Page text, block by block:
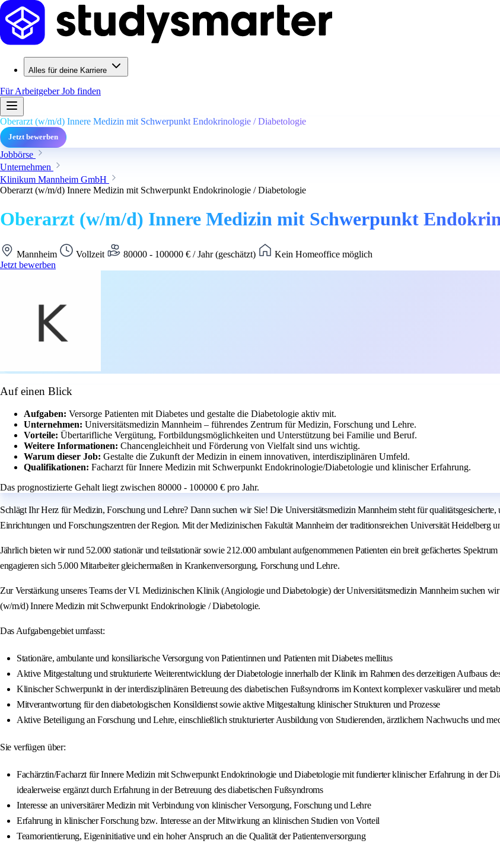
Alles für deine Karriere
Für ArbeitgeberJob finden
Oberarzt (w/m/d) Innere Medizin mit Schwerpunkt Endokrinologie / Diabetologie
Jetzt bewerben
Jobbörse
Unternehmen
Klinikum Mannheim GmbH
Oberarzt (w/m/d) Innere Medizin mit Schwerpunkt Endokrinologie / Diabetologie
Oberarzt (w/m/d) Innere Medizin mit Schwerpunkt
Mannheim Vollzeit 80000 - 100000 € / Jahr (geschätzt)
Kein Homeoffice möglich
Jetzt bewerben
Auf einen Blick
Aufgaben: Versorge Patienten mit Diabetes und gestalte die Diabetologie aktiv mit.
Unternehmen: Universitätsmedizin Mannheim – führendes Zentrum für Medizin, Forschung und Lehre.
Vorteile: Übertarifliche Vergütung, Fortbildungsmöglichkeiten und Unterstützung bei Familie und Beruf.
Weitere Informationen: Chancengleichheit und Förderung von Vielfalt sind uns wichtig.
Warum dieser Job: Gestalte die Zukunft der Medizin in einem innovativen, interdisziplinären Umfeld.
Qualifikationen: Facharzt für Innere Medizin mit Schwerpunkt Endokrinologie/Diabetologie und klinischer Erfahrung.
Das prognostizierte Gehalt liegt zwischen 80000 - 100000 € pro Jahr.
Schlägt Ihr Herz für Medizin, Forschung und Lehre? Dann suchen wir Sie! Die Universitätsmedizin Mannheim steht für
Einrichtungen und Forschungszentren der Region. Mit der Medizinischen Fakultät Mannheim der traditionsreichen Universität Heidelberg
Jährlich bieten wir rund 52.000 stationär und teilstationär sowie 212.000 ambulant aufgenommenen Patienten ein breit gefächertes
engagieren sich 5.000 Mitarbeiter gleichermaßen in Krankenversorgung, Forschung und Lehre.
Zur Verstärkung unseres Teams der VI. Medizinischen Klinik (Angiologie und Diabetologie) der Universitätsmedizin Mannheim suchen
(w/m/d) Innere Medizin mit Schwerpunkt Endokrinologie / Diabetologie.
Das Aufgabengebiet umfasst:
Stationäre, ambulante und konsiliarische Versorgung von Patientinnen und Patienten mit Diabetes mellitus
Aktive Mitgestaltung und strukturierte Weiterentwicklung der Diabetologie innerhalb der Klinik im Rahmen des derzeitigen Aufbaus
Klinischer Schwerpunkt in der interdisziplinären Betreuung des diabetischen Fußsyndroms im Kontext komplexer vaskulärer und
Mitverantwortung für den diabetologischen Konsildienst sowie aktive Mitgestaltung klinischer Strukturen und Prozesse
Aktive Beteiligung an Forschung und Lehre, einschließlich strukturierter Ausbildung von Studierenden, ärztlichem Nachwuchs und
Sie verfügen über:
Fachärztin/Facharzt für Innere Medizin mit Schwerpunkt Endokrinologie und Diabetologie mit fundierter klinischer Erfahrung in der
idealerweise ergänzt durch Erfahrung in der Betreuung des diabetischen Fußsyndroms
Interesse an universitärer Medizin mit Verbindung von klinischer Versorgung, Forschung und Lehre
Erfahrung in klinischer Forschung bzw. Interesse an der Mitwirkung an klinischen Studien von Vorteil
Teamorientierung, Eigeninitiative und ein hoher Anspruch an die Qualität der Patientenversorgung